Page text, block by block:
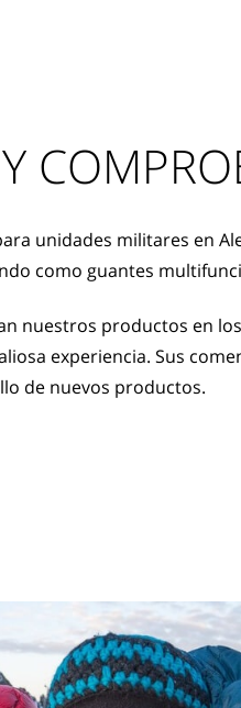
Y
unidades militares en
como guantes
nuestros productos en
experiencia. Sus
de nuevos productos.